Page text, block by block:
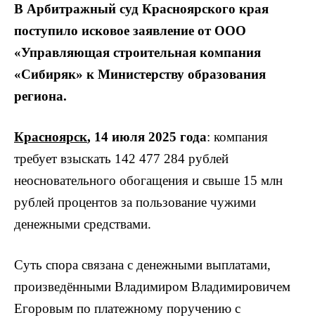
В Арбитражный суд Красноярского края
поступило исковое заявление от ООО
«Управляющая строительная компания
«Сибиряк» к Министерству образования
региона.
Красноярск, 14 июля 2025 года: компания
требует взыскать 142 477 284 рублей
неосновательного обогащения и свыше 15 млн
рублей процентов за пользование чужими
денежными средствами.
Суть спора связана с денежными выплатами,
произведёнными Владимиром Владимировичем
Егоровым по платежному поручению с